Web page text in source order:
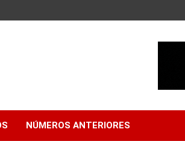
NÚMEROS ANTERIORES